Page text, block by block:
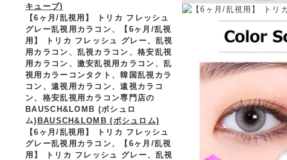
キューブ)
【6ヶ月/乱視用】 トリカ フレッシュ
グレー乱視用カラコン、
【6ヶ月/乱視
用】 トリカ フレッシュ グレー、乱視
用カラコン、乱視カラコン、格安乱視
用カラコン、激安乱視用カラコン、乱
視用カラーコンタクト、韓国乱視カラ
コン、遠視用カラコン、遠視カラコ
ン、格安乱視用カラコン専門店の
BAUSCH&LOMB (ボシュロ
ム) BAUSCH&LOMB (ボシュロム)
【6ヶ月/乱視用】 トリカ フレッシュ
グレー乱視用カラコン、
【6ヶ月/乱視
用】 トリカ フレッシュ グレー、乱視